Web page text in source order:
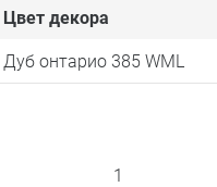
Цвет декора
Дуб онтарио 385 WML
1